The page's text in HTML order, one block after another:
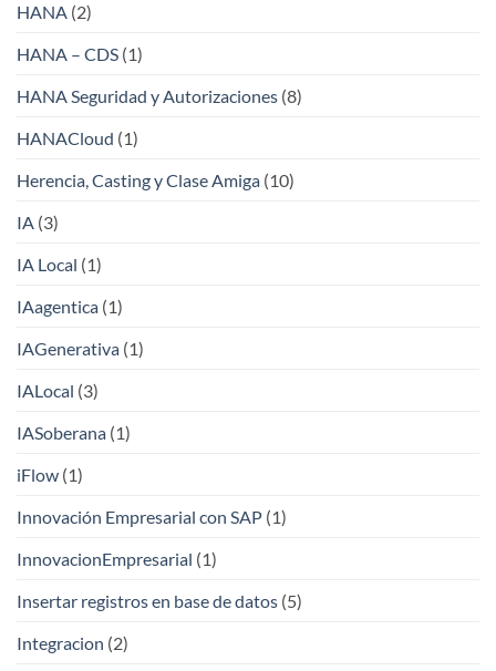
HANA (2)
HANA – CDS (1)
HANA Seguridad y Autorizaciones (8)
HANACloud (1)
Herencia, Casting y Clase Amiga (10)
IA (3)
IA Local (1)
IAagentica (1)
IAGenerativa (1)
IALocal (3)
IASoberana (1)
iFlow (1)
Innovación Empresarial con SAP (1)
InnovacionEmpresarial (1)
Insertar registros en base de datos (5)
Integracion (2)